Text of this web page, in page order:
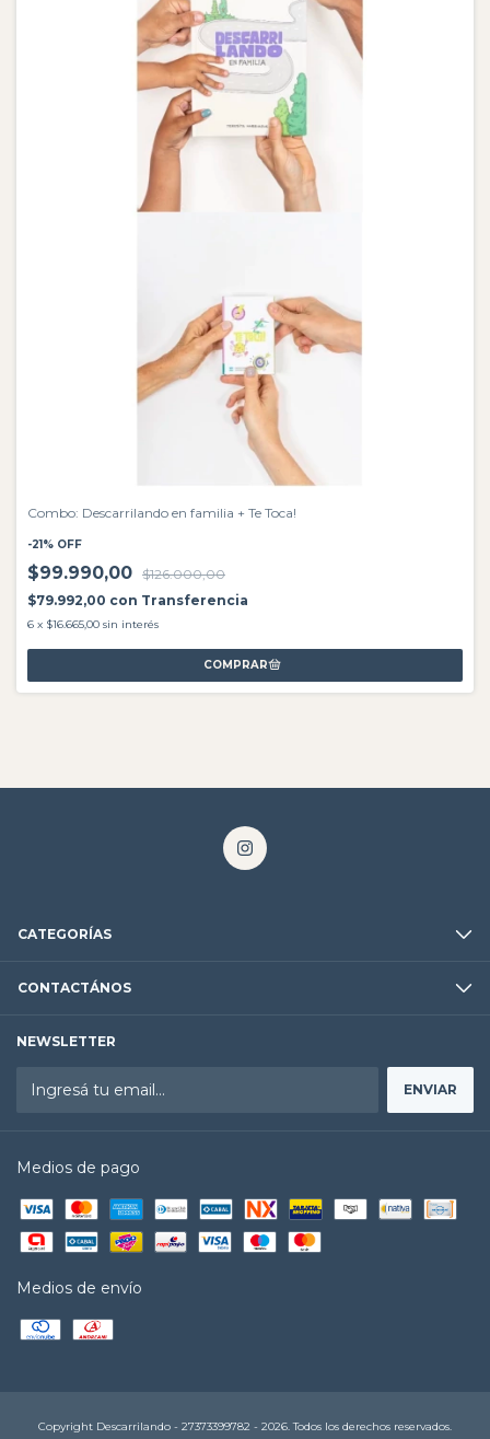
Combo: Descarrilando en familia + Te Toca!
-21 % OFF
$99.990,00 $126.000,00
$79.992,00 con Transferencia
6 x $16.665,00 sin interés
CATEGORÍAS
CONTACTÁNOS
NEWSLETTER
Medios de pago
Medios de envío
Copyright Descarrilando - 27373399782 - 2026. Todos los derechos reservados.